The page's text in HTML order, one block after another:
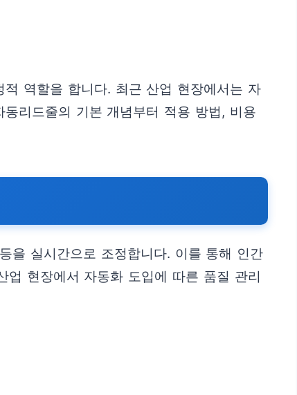
역할을 합니다. 최근 산업 현장에서는 자
리드줄의 기본 개념부터 적용 방법, 비용
을 실시간으로 조정합니다. 이를 통해 인간
현장에서 자동화 도입에 따른 품질 관리